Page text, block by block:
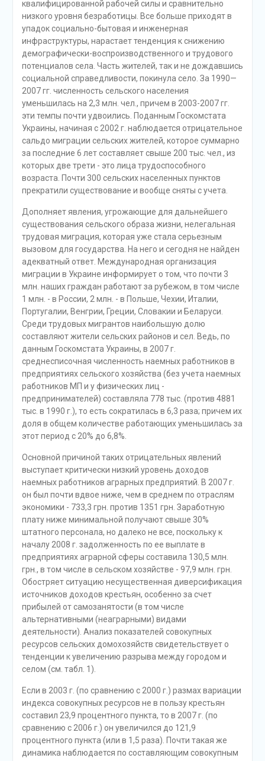
квалифицированной рабочей силы и сравнительно
низкого уровня безработицы. Все больше приходят в
упадок социально-бытовая и инженерная
инфраструктуры, нарастает тенденция к снижению
демографически-воспроизводственного и трудового
потенциалов села. Часть жителей, так и не дождавшись
социальной справедливости, покинула село. За 1990—
2007 гг. численность сельского населения
уменьшилась на 2,3 млн. чел., причем в 2003-2007 гг.
эти темпы почти удвоились. Поданным Госкомстата
Украины, начиная с 2002 г. наблюдается отрицательное
сальдо миграции сельских жителей, которое суммарно
за последние 6 лет составляет свыше 200 тыс. чел., из
которых две трети - это лица трудоспособного
возраста. Почти 300 сельских населенных пунктов
прекратили существование и вообще сняты с учета.
Дополняет явления, угрожающие для дальнейшего
существования сельского образа жизни, нелегальная
трудовая миграция, которая уже стала серьезным
вызовом для государства. На него и сегодня не найден
адекватный ответ. Международная организация
миграции в Украине информирует о том, что почти 3
млн. наших граждан работают за рубежом, в том числе
1 млн. - в России, 2 млн. - в Польше, Чехии, Италии,
Португалии, Венгрии, Греции, Словакии и Беларуси.
Среди трудовых мигрантов наибольшую долю
составляют жители сельских районов и сел. Ведь, по
данным Госкомстата Украины, в 2007 г.
среднесписочная численность наемных работников в
предприятиях сельского хозяйства (без учета наемных
работников МП и у физических лиц -
предпринимателей) составляла 778 тыс. (против 4881
тыс. в 1990 г.), то есть сократилась в 6,3 раза; причем их
доля в общем количестве работающих уменьшилась за
этот период с 20% до 6,8%.
Основной причиной таких отрицательных явлений
выступает критически низкий уровень доходов
наемных работников аграрных предприятий. В 2007 г.
он был почти вдвое ниже, чем в среднем по отраслям
экономики - 733,3 грн. против 1351 грн. Заработную
плату ниже минимальной получают свыше 30%
штатного персонала, но далеко не все, поскольку к
началу 2008 г. задолженность по ее выплате в
предприятиях аграрной сферы составила 130,5 млн.
грн., в том числе в сельском хозяйстве - 97,9 млн. грн.
Обостряет ситуацию несущественная диверсификация
источников доходов крестьян, особенно за счет
прибылей от самозанятости (в том числе
альтернативными (неаграрными) видами
деятельности). Анализ показателей совокупных
ресурсов сельских домохозяйств свидетельствует о
тенденции к увеличению разрыва между городом и
селом (см. табл. 1).
Если в 2003 г. (по сравнению с 2000 г.) размах вариации
индекса совокупных ресурсов не в пользу крестьян
составил 23,9 процентного пункта, то в 2007 г. (по
сравнению с 2006 г.) он увеличился до 121,9
процентного пункта (или в 1,5 раза). Почти такая же
динамика наблюдается по составляющим совокупным